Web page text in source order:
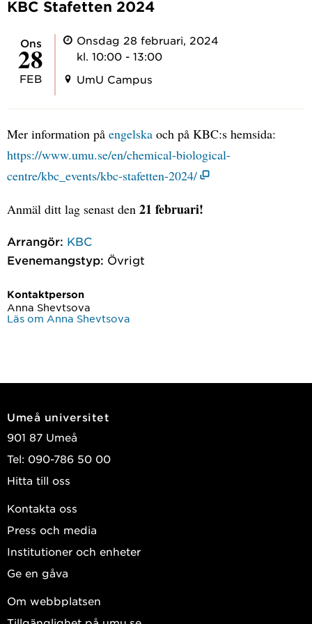
KBC Stafetten 2024
ons
28
FEB
Onsdag 28 februari, 2024
kl. 10:00 - 13:00
UmU Campus
Mer information på engelska och på KBC:s hemsida:
https://www.umu.se/en/chemical-biological-
centre/kbc_events/kbc-stafetten-2024/
Anmäl ditt lag senast den 21 februari!
Arrangör: KBC
Evenemangstyp: Övrigt
Kontaktperson
Anna Shevtsova
Läs om Anna Shevtsova
Umeå universitet
901 87 Umeå
Tel: 090-786 50 00
Hitta till oss
Kontakta oss
Press och media
Institutioner och enheter
Ge en gåva
Om webbplatsen